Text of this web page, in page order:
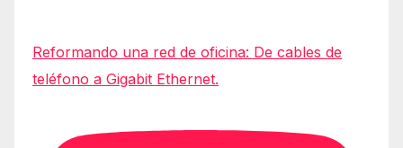
Reformando una red de oficina: De cables de
teléfono a Gigabit Ethernet.